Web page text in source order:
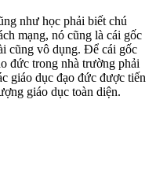
như học phải biết chú
mạng, nó cũng là cái gốc
cũng vô dụng. Để cái gốc
đức trong nhà trường phải
giáo dục đạo đức được tiến
giáo dục toàn diện.